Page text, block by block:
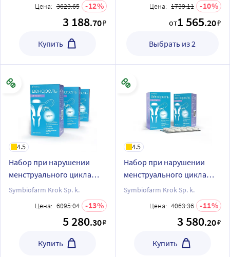
Цена: 3623.65 12
3 188.70₽
Купить
Цена: 1739.11
10
от1 565.20₽
Выбрать из 2
4.5
Набор при нарушении
менструального цикла
ВЕНАРЕЛЬ ИНОЗИТ N60
Symbiofarm Krok Sp. k.
Цена: 6095.04 13
5 280.30₽
Купить
4.5
Набор при нарушении
менструального цикла
ВЕНАРЕЛЬ ИНОЗИТ N60
Symbiofarm Krok Sp. k.
Цена: 4063.36 11
3 580.20₽
Купить